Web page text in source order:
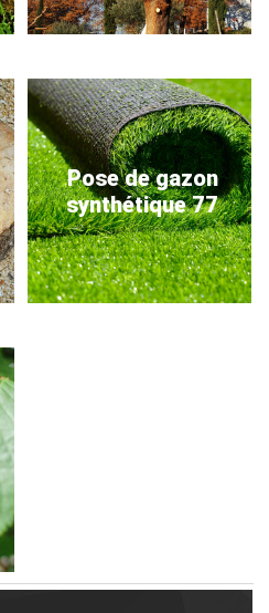
Pose de gazon
synthétique 77